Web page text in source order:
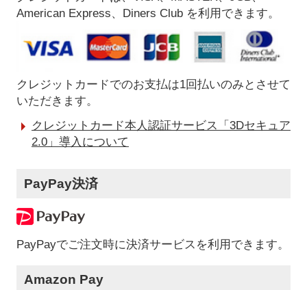
American Express、Diners Club を利用できます。
クレジットカードでのお支払は1回払いのみとさせて
いただきます。
クレジットカード本人認証サービス「3Dセキュア
2.0」導入について
PayPay決済
PayPayでご注文時に決済サービスを利用できます。
Amazon Pay